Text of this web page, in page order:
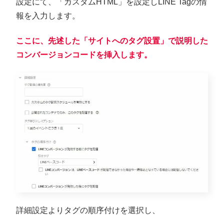
報を入力します。
ここに、先述した「サイトへのタグ設置」で説明した
コンバージョンコードを挿入します。
詳細設定よりタグの順序付けを選択し、